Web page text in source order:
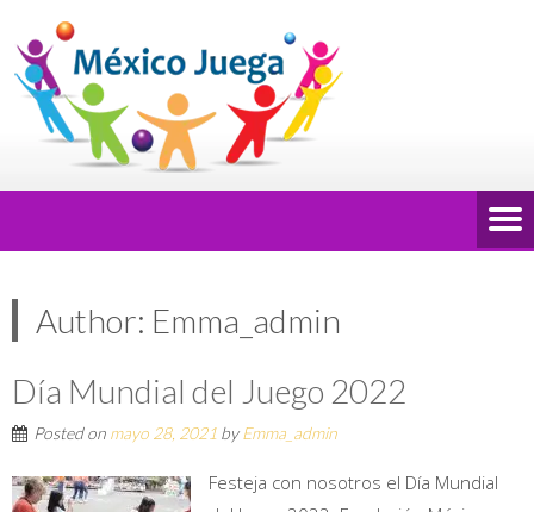
Author: Emma_admin
Día Mundial del Juego 2022
Posted on mayo 28, 2021 byEmma_admin
Festeja con nosotros el Día Mundial